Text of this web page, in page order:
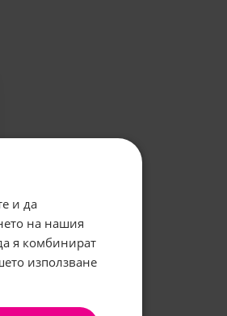
и да
на нашия
я комбинират
използване